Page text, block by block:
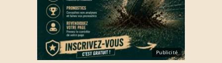
Publicité